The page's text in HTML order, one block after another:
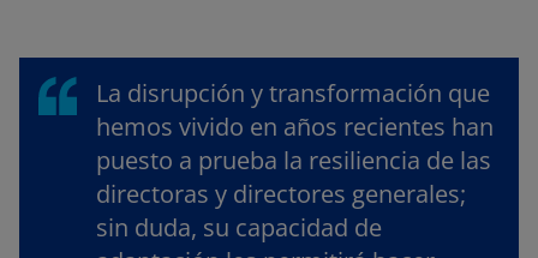
La disrupción y transformación que
hemos vivido en años recientes han
puesto a prueba la resiliencia de las
directoras y directores generales;
sin duda, su capacidad de